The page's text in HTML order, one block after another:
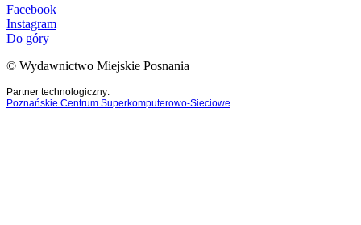
Facebook
Instagram
Do góry
© Wydawnictwo Miejskie Posnania
Partner technologiczny:
Poznańskie Centrum Superkomputerowo-Sieciowe